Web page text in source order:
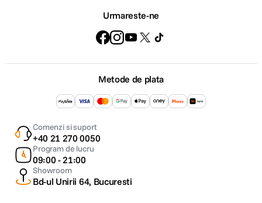
Urmareste-ne
Metode de plata
Comenzi si suport
+40 21 270 0050
Program de lucru
09:00 - 21:00
Showroom
Bd-ul Unirii 64, Bucuresti